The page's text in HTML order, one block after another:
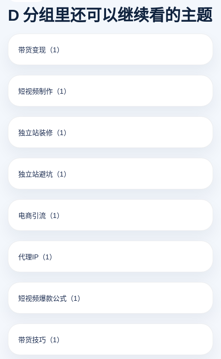
D 分组里还可以继续看的主题
带货变现 （1）
短视频制作 （1）
独立站装修 （1）
独立站避坑 （1）
电商引流 （1）
代理IP （1）
短视频爆款公式 （1）
带货技巧 （1）